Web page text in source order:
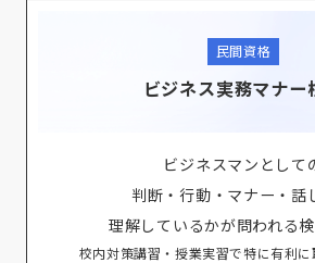
民間資格
ビジネス実務マナー
ビジネスマンとして
判断・行動・マナー・話
理解しているかが問われる検
校内対策講習・授業実習で特に有利